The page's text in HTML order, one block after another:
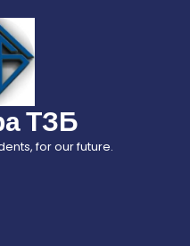
ТЗБ
for our future.